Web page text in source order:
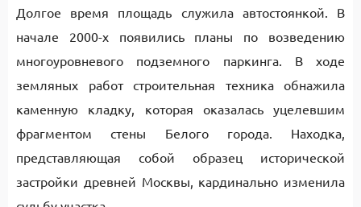
Долгое время площадь служила автостоянкой. В
начале 2000-х появились планы по возведению
многоуровневого подземного паркинга. В ходе
земляных работ строительная техника обнажила
каменную кладку, которая оказалась уцелевшим
фрагментом стены Белого города. Находка,
представляющая собой образец исторической
застройки древней Москвы, кардинально изменила